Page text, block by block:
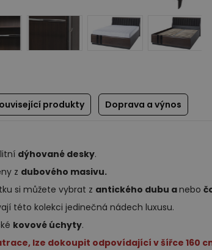
produkty Doprava a výnos
dýhované desky.
z dubového masivu.
si můžete vybrat z antického dubu anebo
této kolekci jedinečná nádech luxusu.
kovové úchyty.
lze dokoupit odpovídající v šířce 160